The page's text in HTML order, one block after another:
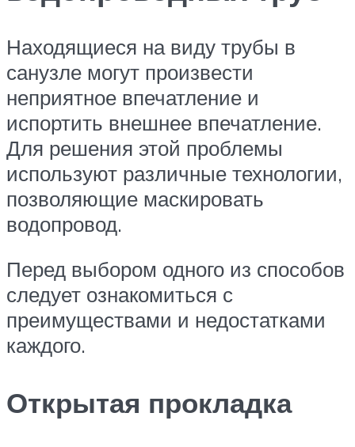
Находящиеся на виду трубы в
санузле могут произвести
неприятное впечатление и
испортить внешнее впечатление.
Для решения этой проблемы
используют различные технологии,
позволяющие маскировать
водопровод.
Перед выбором одного из способов
следует ознакомиться с
преимуществами и недостатками
каждого.
Открытая прокладка